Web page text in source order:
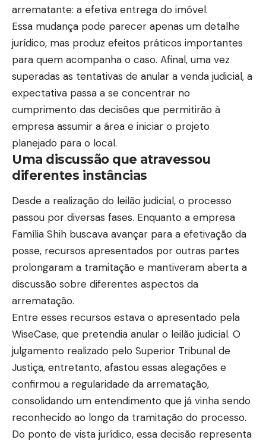
arrematante: a efetiva entrega do imóvel.
Essa mudança pode parecer apenas um detalhe
jurídico, mas produz efeitos práticos importantes
para quem acompanha o caso. Afinal, uma vez
superadas as tentativas de anular a venda judicial, a
expectativa passa a se concentrar no
cumprimento das decisões que permitirão à
empresa assumir a área e iniciar o projeto
planejado para o local.
Uma discussão que atravessou
diferentes instâncias
Desde a realização do leilão judicial, o processo
passou por diversas fases. Enquanto a empresa
Família Shih buscava avançar para a efetivação da
posse, recursos apresentados por outras partes
prolongaram a tramitação e mantiveram aberta a
discussão sobre diferentes aspectos da
arrematação.
Entre esses recursos estava o apresentado pela
WiseCase, que pretendia anular o leilão judicial. O
julgamento realizado pelo Superior Tribunal de
Justiça, entretanto, afastou essas alegações e
confirmou a regularidade da arrematação,
consolidando um entendimento que já vinha sendo
reconhecido ao longo da tramitação do processo.
Do ponto de vista jurídico, essa decisão representa